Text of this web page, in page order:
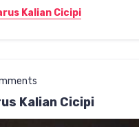
Kalian Cicipi
Kalian Cicipi